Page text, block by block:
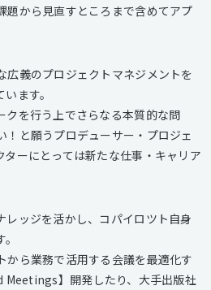
題から見直すところまで含めてアプ
広義のプロジェクトマネジメントを
ます。
クを行う上でさらなる本質的な問
！と願うプロデューサー・プロジェ
ターにとっては新たな仕事・キャリア
レッジを活かし、コパイロツト自身
から業務で活用する会議を最適化す
Meetings】開発したり、大手出版社